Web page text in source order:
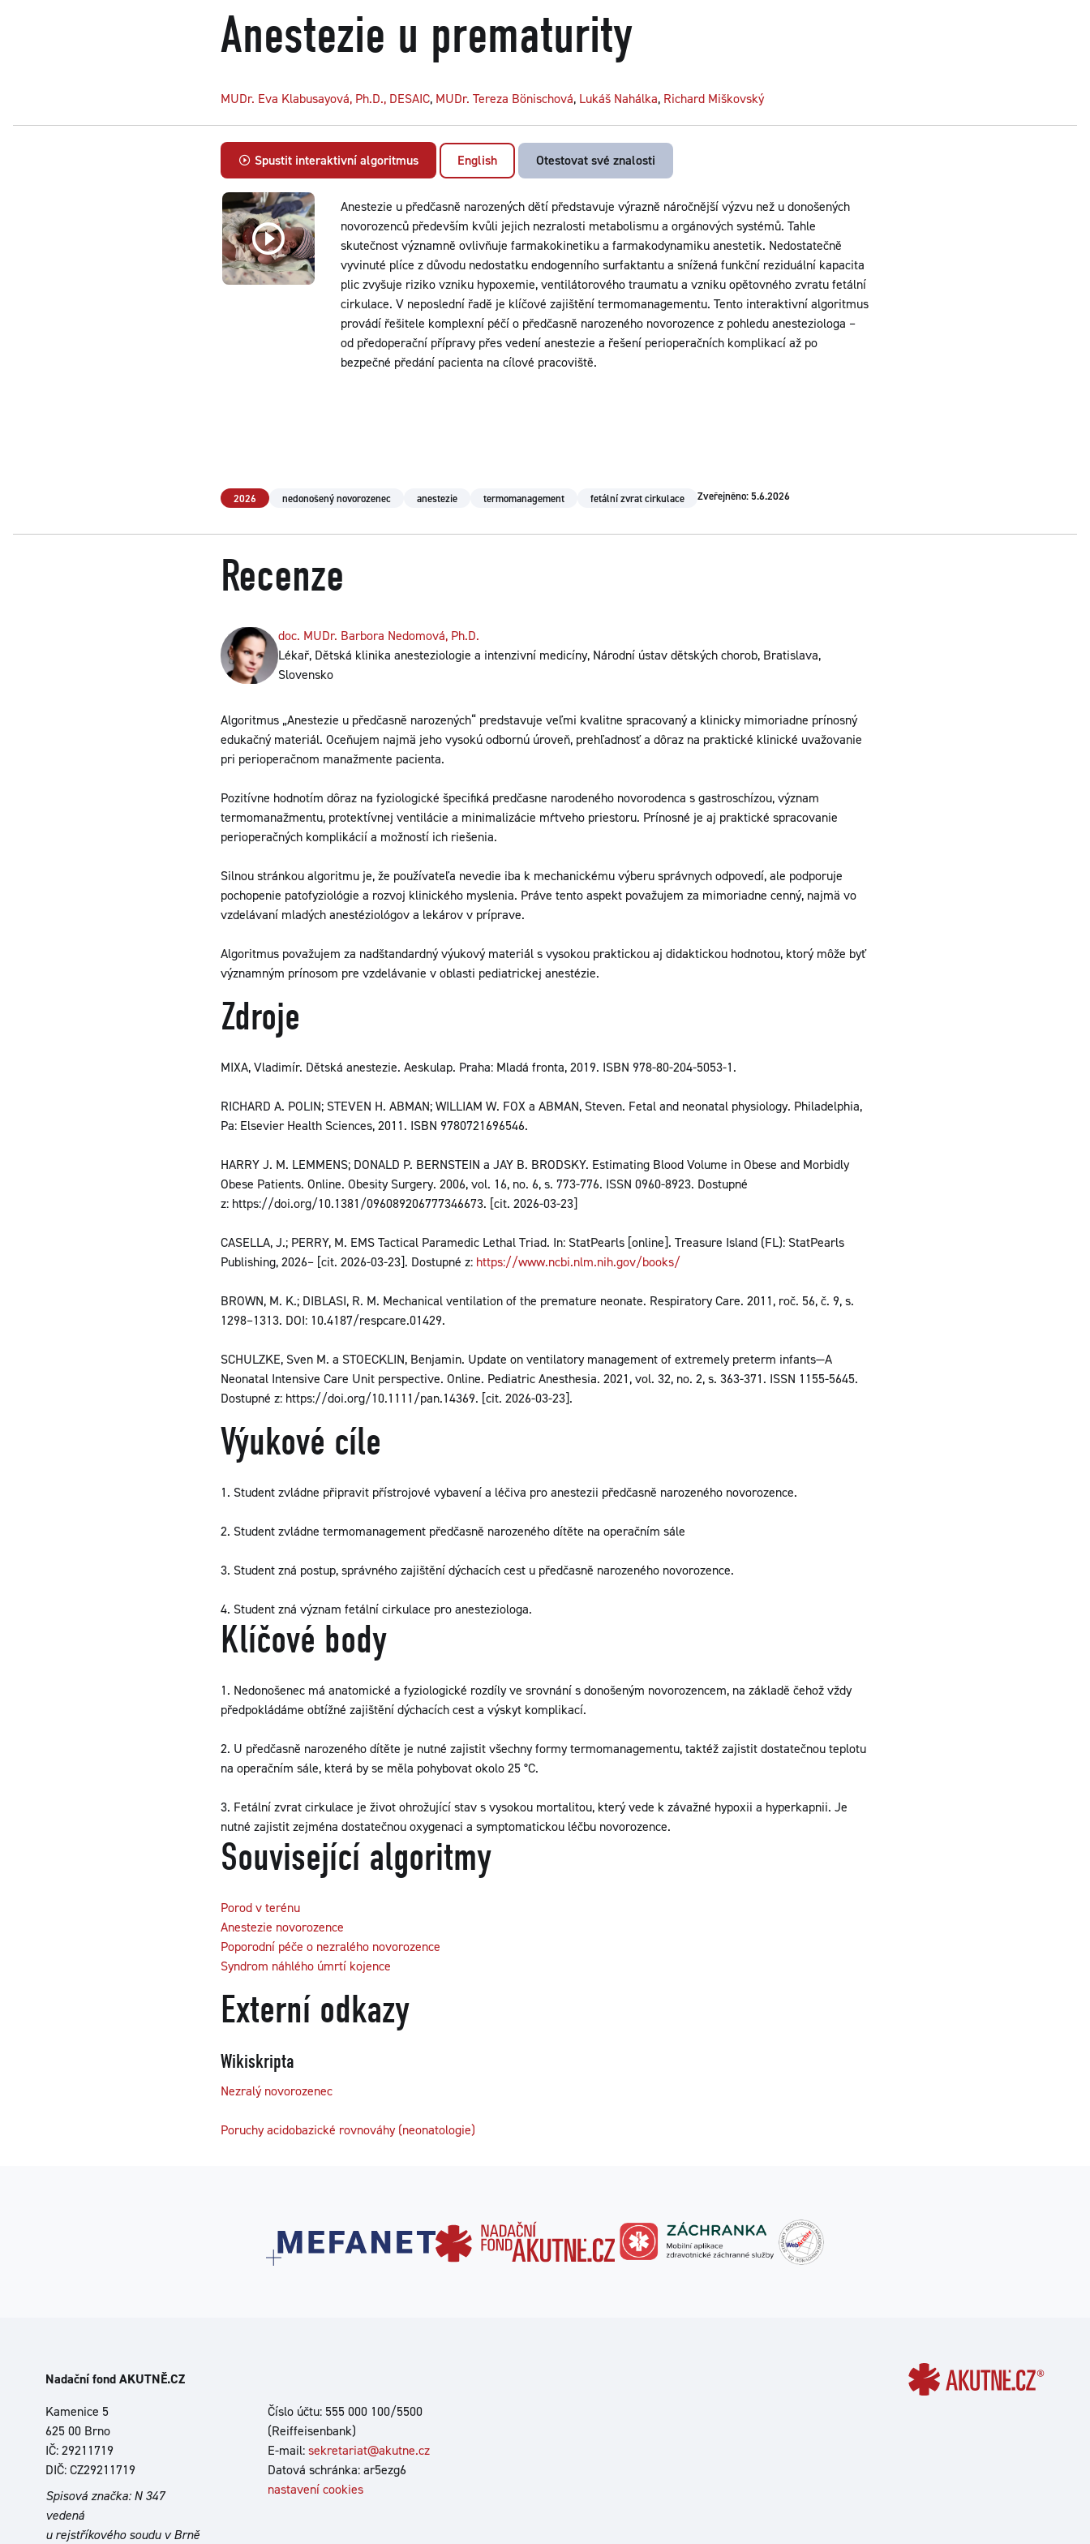
Anestezie u prematurity
MUDr. Eva Klabusayová, Ph.D., DESAIC, MUDr. Tereza Bönischová, Lukáš Nahálka, Richard Miškovský
Spustit interaktivní algoritmus English Otestovat své znalosti
Anestezie u předčasně narozených dětí představuje výrazně náročnější výzvu než u donošených
novorozenců především kvůli jejich nezralosti metabolismu a orgánových systémů. Tahle
skutečnost významně ovlivňuje farmakokinetiku a farmakodynamiku anestetik. Nedostatečně
vyvinuté plíce z důvodu nedostatku endogenního surfaktantu a snížená funkční reziduální kapacita
plic zvyšuje riziko vzniku hypoxemie, ventilátorového traumatu a vzniku opětovného zvratu fetální
cirkulace. V neposlední řadě je klíčové zajištění termomanagementu. Tento interaktivní algoritmus
provádí řešitele komplexní péčí o předčasně narozeného novorozence z pohledu anesteziologa –
od předoperační přípravy přes vedení anestezie a řešení perioperačních komplikací až po
bezpečné předání pacienta na cílové pracoviště.
2026 nedonošený novorozenec anestezie termomanagement fetální zvrat cirkulace Zveřejněno: 5.6.2026
Recenze
doc. MUDr. Barbora Nedomová, Ph.D.
Lékař, Dětská klinika anesteziologie a intenzivní medicíny, Národní ústav dětských chorob, Bratislava,
Slovensko
Algoritmus „Anestezie u předčasně narozených“ predstavuje veľmi kvalitne spracovaný a klinicky mimoriadne prínosný
edukačný materiál. Oceňujem najmä jeho vysokú odbornú úroveň, prehľadnosť a dôraz na praktické klinické uvažovanie
pri perioperačnom manažmente pacienta.
Pozitívne hodnotím dôraz na fyziologické špecifiká predčasne narodeného novorodenca s gastroschízou, význam
termomanažmentu, protektívnej ventilácie a minimalizácie mŕtveho priestoru. Prínosné je aj praktické spracovanie
perioperačných komplikácií a možností ich riešenia.
Silnou stránkou algoritmu je, že používateľa nevedie iba k mechanickému výberu správnych odpovedí, ale podporuje
pochopenie patofyziológie a rozvoj klinického myslenia. Práve tento aspekt považujem za mimoriadne cenný, najmä vo
vzdelávaní mladých anestéziológov a lekárov v príprave.
Algoritmus považujem za nadštandardný výukový materiál s vysokou praktickou aj didaktickou hodnotou, ktorý môže byť
významným prínosom pre vzdelávanie v oblasti pediatrickej anestézie.
Zdroje
MIXA, Vladimír. Dětská anestezie. Aeskulap. Praha: Mladá fronta, 2019. ISBN 978-80-204-5053-1.
RICHARD A. POLIN; STEVEN H. ABMAN; WILLIAM W. FOX a ABMAN, Steven. Fetal and neonatal physiology. Philadelphia,
Pa: Elsevier Health Sciences, 2011. ISBN 9780721696546.
HARRY J. M. LEMMENS; DONALD P. BERNSTEIN a JAY B. BRODSKY. Estimating Blood Volume in Obese and Morbidly
Obese Patients. Online. Obesity Surgery. 2006, vol. 16, no. 6, s. 773-776. ISSN 0960-8923. Dostupné
z: https://doi.org/10.1381/096089206777346673. [cit. 2026-03-23]
CASELLA, J.; PERRY, M. EMS Tactical Paramedic Lethal Triad. In: StatPearls [online]. Treasure Island (FL): StatPearls
Publishing, 2026– [cit. 2026-03-23]. Dostupné z: https://www.ncbi.nlm.nih.gov/books/
BROWN, M. K.; DIBLASI, R. M. Mechanical ventilation of the premature neonate. Respiratory Care. 2011, roč. 56, č. 9, s.
1298–1313. DOI: 10.4187/respcare.01429.
SCHULZKE, Sven M. a STOECKLIN, Benjamin. Update on ventilatory management of extremely preterm infants—A
Neonatal Intensive Care Unit perspective. Online. Pediatric Anesthesia. 2021, vol. 32, no. 2, s. 363-371. ISSN 1155-5645.
Dostupné z: https://doi.org/10.1111/pan.14369. [cit. 2026-03-23].
Výukové cíle
1. Student zvládne připravit přístrojové vybavení a léčiva pro anestezii předčasně narozeného novorozence.
2. Student zvládne termomanagement předčasně narozeného dítěte na operačním sále
3. Student zná postup, správného zajištění dýchacích cest u předčasně narozeného novorozence.
4. Student zná význam fetální cirkulace pro anesteziologa.
Klíčové body
1. Nedonošenec má anatomické a fyziologické rozdíly ve srovnání s donošeným novorozencem, na základě čehož vždy
předpokládáme obtížné zajištění dýchacích cest a výskyt komplikací.
2. U předčasně narozeného dítěte je nutné zajistit všechny formy termomanagementu, taktéž zajistit dostatečnou teplotu
na operačním sále, která by se měla pohybovat okolo 25 °C.
3. Fetální zvrat cirkulace je život ohrožující stav s vysokou mortalitou, který vede k závažné hypoxii a hyperkapnii. Je
nutné zajistit zejména dostatečnou oxygenaci a symptomatickou léčbu novorozence.
Související algoritmy
Porod v terénu
Anestezie novorozence
Poporodní péče o nezralého novorozence
Syndrom náhlého úmrtí kojence
Externí odkazy
Wikiskripta
Nezralý novorozenec
Poruchy acidobazické rovnováhy (neonatologie)
Nadační fond AKUTNĚ.CZ
Kamenice 5
625 00 Brno
IČ: 29211719
DIČ: CZ29211719
Spisová značka: N 347
vedená
u rejstříkového soudu v Brně
Číslo účtu: 555 000 100/5500
(Reiffeisenbank)
E-mail:sekretariat@akutne.cz
Datová schránka: ar5ezg6
nastavení cookies